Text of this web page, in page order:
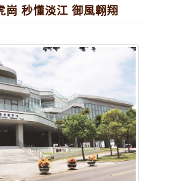
崗 秒懂淡江 御風翺翔